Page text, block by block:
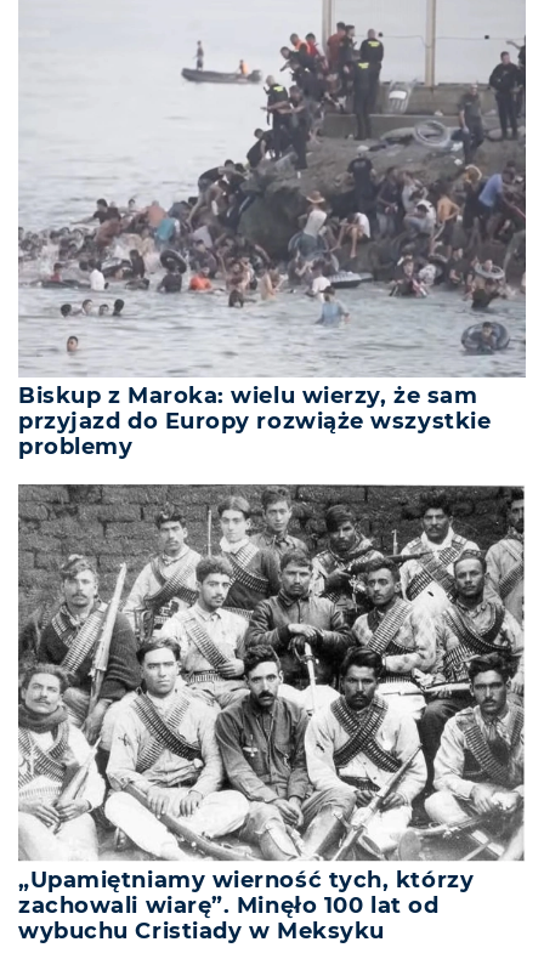
Biskup z Maroka: wielu wierzy, że sam
przyjazd do Europy rozwiąże wszystkie
problemy
„Upamiętniamy wierność tych, którzy
zachowali wiarę”. Minęło 100 lat od
wybuchu Cristiady w Meksyku